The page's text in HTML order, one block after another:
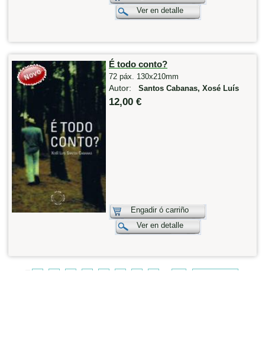
Ver en detalle
É todo conto?
72 páx. 130x210mm
Autor: Santos Cabanas, Xosé Luís
12,00 €
Engadir ó carriño
Ver en detalle